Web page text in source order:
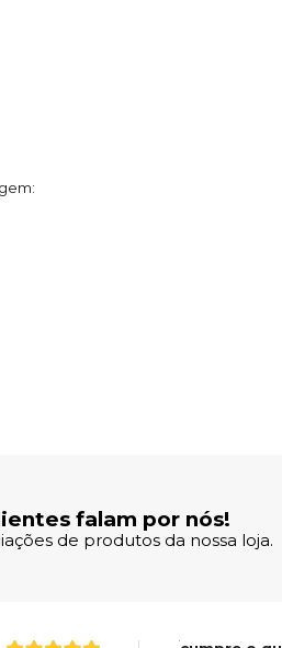
falam por nós!
de produtos da nossa loja.